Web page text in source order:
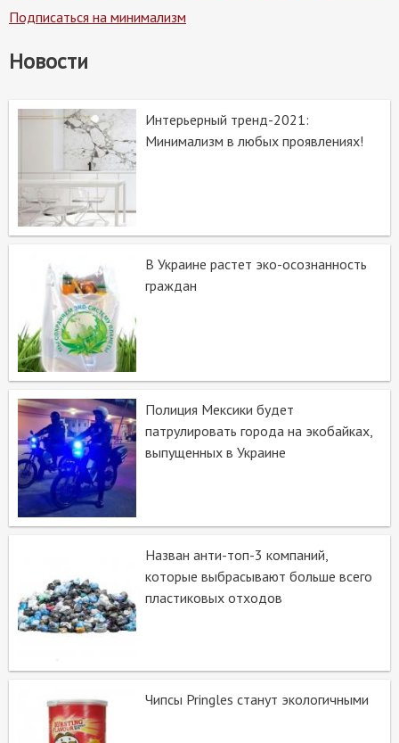
Подписаться на минимализм
Новости
Интерьерный тренд-2021:
Минимализм в любых проявлениях!
В Украине растет эко-осознанность
граждан
Полиция Мексики будет
патрулировать города на экобайках,
выпущенных в Украине
Назван анти-топ-3 компаний,
которые выбрасывают больше всего
пластиковых отходов
Чипсы Pringles станут экологичными